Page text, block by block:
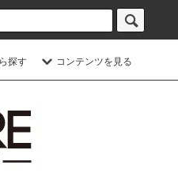
探す コンテンツを見る